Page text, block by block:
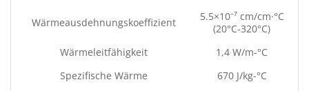
Wärmeausdehnungskoeffizient
5.5×10⁻⁷ cm/cm·°C
(20°C-320°C)
Wärmeleitfähigkeit
1,4 W/m-°C
Spezifische Wärme
670 J/kg-°C